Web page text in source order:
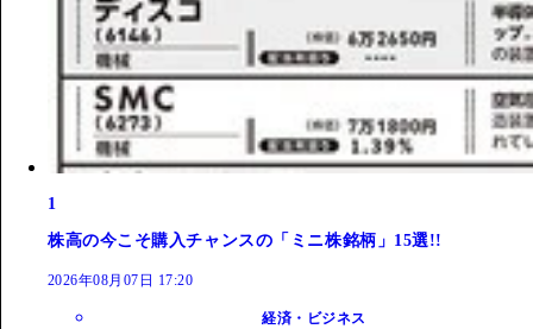
1
株高の今こそ購入チャンスの「ミニ株銘柄」15選!!
2026年08月07日 17:20
経済・ビジネス